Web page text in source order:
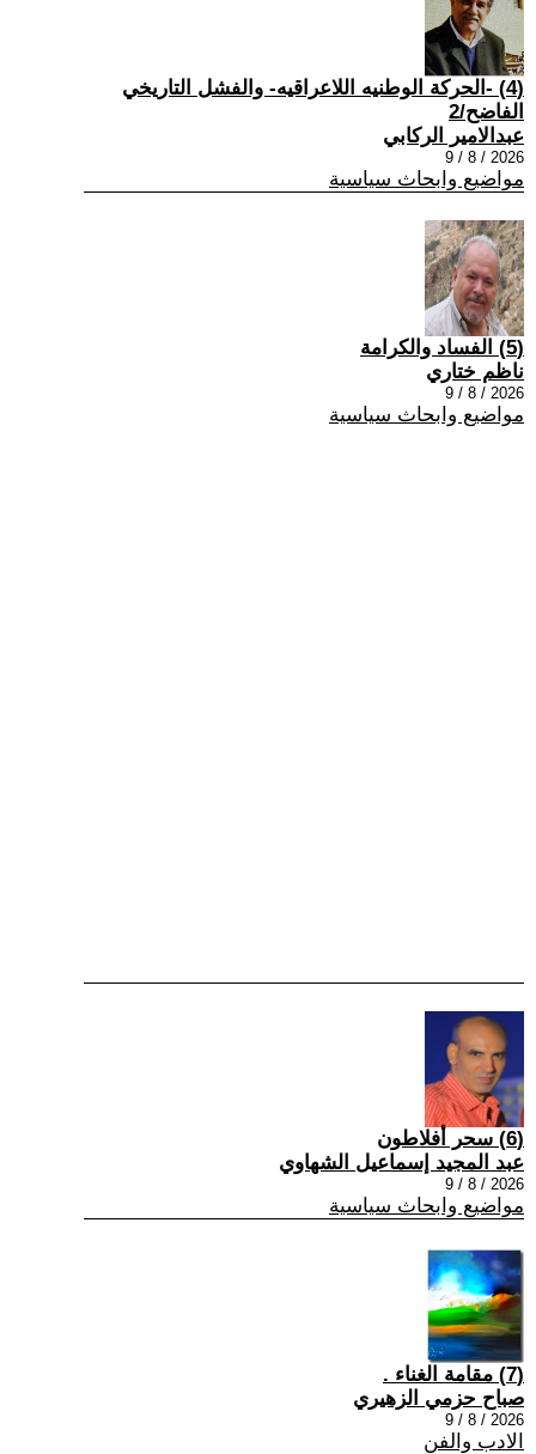
(4) -الحركة الوطنيه اللاعراقيه- والفشل التاريخي
الفاضح/2
عبدالامير الركابي
2026 / 8 / 9
مواضيع وابحاث سياسية
(5) الفساد والكرامة
ناظم ختاري
2026 / 8 / 9
مواضيع وابحاث سياسية
(6) سحر أفلاطون
عبد المجيد إسماعيل الشهاوي
2026 / 8 / 9
مواضيع وابحاث سياسية
(7) مقامة الغناء .
صباح حزمي الزهيري
2026 / 8 / 9
الادب والفن